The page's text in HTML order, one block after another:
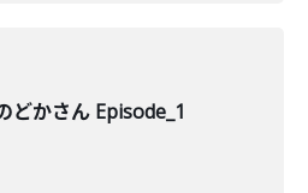
どかさん Episode_1